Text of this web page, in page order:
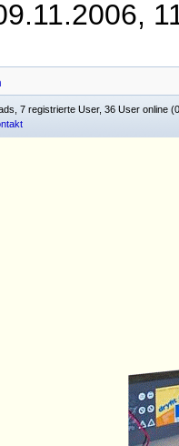
7 registrierte User, 36 User online